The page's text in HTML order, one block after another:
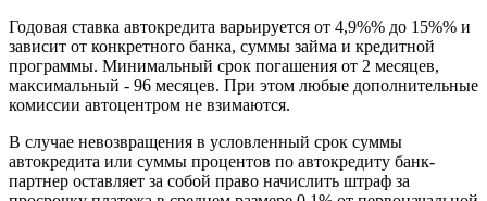
Годовая ставка автокредита варьируется от 4,9%% до 15%% и
зависит от конкретного банка, суммы займа и кредитной
программы. Минимальный срок погашения от 2 месяцев,
максимальный - 96 месяцев. При этом любые дополнительные
комиссии автоцентром не взимаются.
В случае невозвращения в условленный срок суммы
автокредита или суммы процентов по автокредиту банк-
партнер оставляет за собой право начислить штраф за